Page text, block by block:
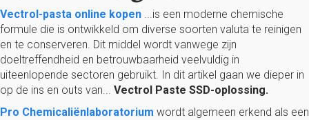
Vectrol-pasta online kopen ...is een moderne chemische
formule die is ontwikkeld om diverse soorten valuta te reinigen
en te conserveren. Dit middel wordt vanwege zijn
doeltreffendheid en betrouwbaarheid veelvuldig in
uiteenlopende sectoren gebruikt. In dit artikel gaan we dieper in
op de ins en outs van... Vectrol Paste SSD-oplossing.
Pro Chemicaliënlaboratorium wordt algemeen erkend als een